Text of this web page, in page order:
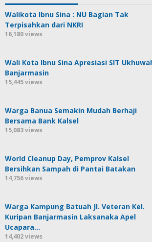
Walikota Ibnu Sina : NU Bagian Tak
Terpisahkan dari NKRI
16,180 views
Wali Kota Ibnu Sina Apresiasi SIT
Banjarmasin
15,445 views
Warga Banua Semakin Mudah Berhaji
Bersama Bank Kalsel
15,083 views
World Cleanup Day, Pemprov Kalsel
Bersihkan Sampah di Pantai Batakan
14,756 views
Warga Kampung Batuah Jl. Veteran Kel.
Kuripan Banjarmasin Laksanaka Apel
Ucapara…
14,402 views